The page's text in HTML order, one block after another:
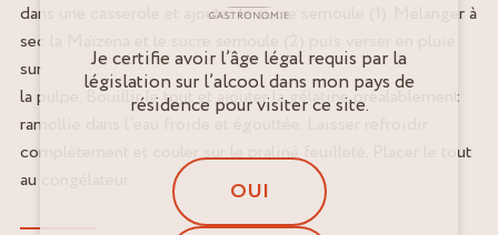
dans une casserole et ajouter le sucre semoule (1). Mélanger à
sec la Maïzena et le sucre semoule (2) puis verser en pluie
sur
la pulpe. Bouillir le tout et ajouter la gélatine préalablement
ramollie dans l’eau froide et égouttée. Laisser refroidir
complètement et couler sur le praliné feuilleté. Placer le tout
au congélateur.
Je certifie avoir l’âge légal requis par la
législation sur l’alcool dans mon pays de
résidence pour visiter ce site.
OUI